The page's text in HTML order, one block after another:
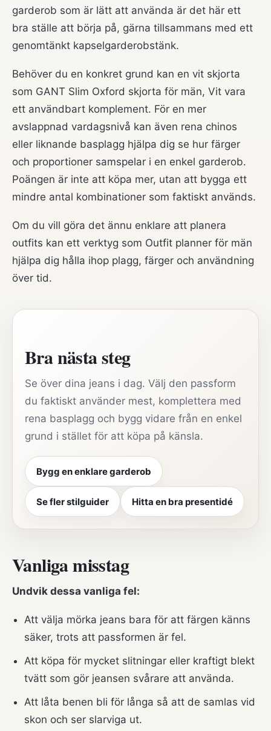
garderob som är lätt att använda är det här ett
bra ställe att börja på, gärna tillsammans med ett
genomtänkt kapselgarderobstänk.
Behöver du en konkret grund kan en vit skjorta
som GANT Slim Oxford skjorta för män, Vit vara
ett användbart komplement. För en mer
avslappnad vardagsnivå kan även rena chinos
eller liknande basplagg hjälpa dig se hur färger
och proportioner samspelar i en enkel garderob.
Poängen är inte att köpa mer, utan att bygga ett
mindre antal kombinationer som faktiskt används.
Om du vill göra det ännu enklare att planera
outfits kan ett verktyg som Outfit planner för män
hjälpa dig hålla ihop plagg, färger och användning
över tid.
Bra nästa steg
Se över dina jeans i dag. Välj den passform
du faktiskt använder mest, komplettera med
rena basplagg och bygg vidare från en enkel
grund i stället för att köpa på känsla.
Bygg en enklare garderob
Se fler stilguider Hitta en bra presentidé
Vanliga misstag
Undvik dessa vanliga fel:
Att välja mörka jeans bara för att färgen känns
säker, trots att passformen är fel.
Att köpa för mycket slitningar eller kraftigt blekt
tvätt som gör jeansen svårare att använda.
Att låta benen bli för långa så att de samlas vid
skon och ser slarviga ut.